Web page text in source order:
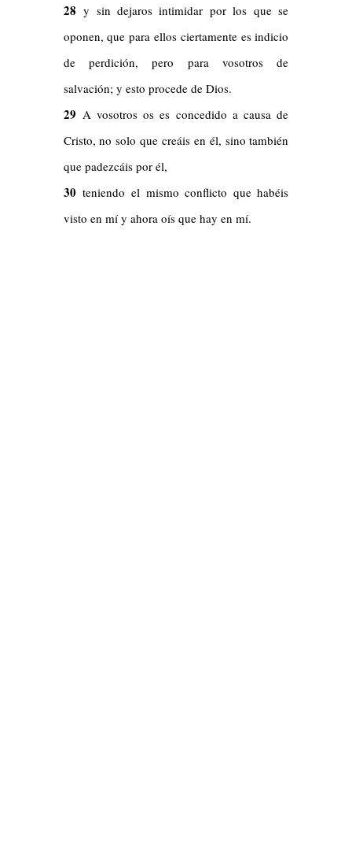
28y sin dejaros intimidar por los que se
oponen, que para ellos ciertamente es indicio
de perdición, pero para vosotros de
salvación; y esto procede de Dios.
29 A vosotros os es concedido a causa de
Cristo, no solo que creáis en él, sino también
que padezcáis por él,
30teniendo el mismo conflicto que habéis
visto en mí y ahora oís que hay en mí.